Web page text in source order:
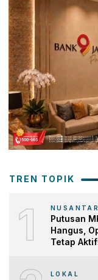
TREN TOPIK
1
Putusan
Hangus,
Tetap
LOKAL